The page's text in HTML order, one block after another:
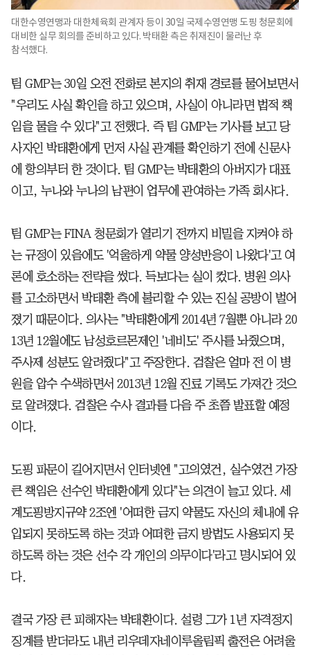
대한수영연맹과 대한체육회 관계자 등이 30일 국제수영연맹 도핑 청문회에
대비한 실무 회의를 준비하고 있다. 박태환 측은 취재진이 물러난 후
참석했다.
팀 GMP는 30일 오전 전화로 본지의 취재 경로를 물어보면서
"우리도 사실 확인을 하고 있으며, 사실이 아니라면 법적 책
임을 물을 수 있다"고 전했다. 즉 팀 GMP는 기사를 보고 당
사자인 박태환에게 먼저 사실 관계를 확인하기 전에 신문사
에 항의부터 한 것이다. 팀 GMP는 박태환의 아버지가 대표
이고, 누나와 누나의 남편이 업무에 관여하는 가족 회사다.
팀 GMP는 FINA 청문회가 열리기 전까지 비밀을 지켜야 하
는 규정이 있음에도 '억울하게 약물 양성반응이 나왔다'고 여
론에 호소하는 전략을 썼다. 득보다는 실이 컸다. 병원 의사
를 고소하면서 박태환 측에 불리할 수 있는 진실 공방이 벌어
졌기 때문이다. 의사는 "박태환에게 2014년 7월뿐 아니라 20
13년 12월에도 남성호르몬제인 '네비도' 주사를 놔줬으며,
주사제 성분도 알려줬다"고 주장한다. 검찰은 얼마 전 이 병
원을 압수 수색하면서 2013년 12월 진료 기록도 가져간 것으
로 알려졌다. 검찰은 수사 결과를 다음 주 초쯤 발표할 예정
이다.
도핑 파문이 길어지면서 인터넷엔 "고의였건, 실수였건 가장
큰 책임은 선수인 박태환에게 있다"는 의견이 늘고 있다. 세
계도핑방지규약 2조엔 '어떠한 금지 약물도 자신의 체내에 유
입되지 못하도록 하는 것과 어떠한 금지 방법도 사용되지 못
하도록 하는 것은 선수 각 개인의 의무이다'라고 명시되어 있
다.
결국 가장 큰 피해자는 박태환이다. 설령 그가 1년 자격정지
징계를 받더라도 내년 리우데자네이루올림픽 출전은 어려울